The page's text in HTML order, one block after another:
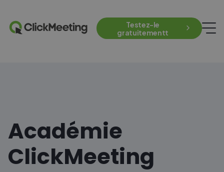
Testez-le
gratuitementt
Académie
ClickMeeting